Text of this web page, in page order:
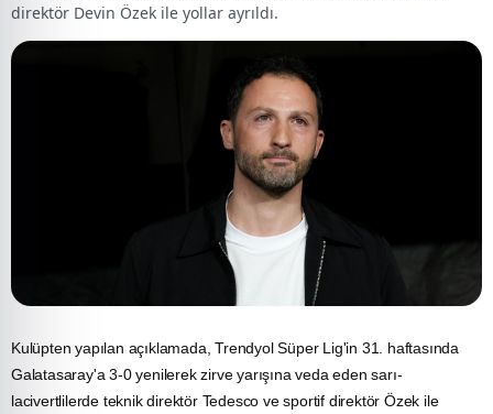
direktör Devin Özek ile yollar ayrıldı.
Kulüpten yapılan açıklamada, Trendyol Süper Lig'in 31. haftasında
Galatasaray'a 3-0 yenilerek zirve yarışına veda eden sarı-
lacivertlilerde teknik direktör Tedesco ve sportif direktör Özek ile